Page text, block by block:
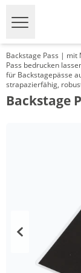
Backstage Pass |
Pass bedrucken
für Backstagepässe
strapazierfähig,
Backstage
ab 100 Stück
ab 200 Stück